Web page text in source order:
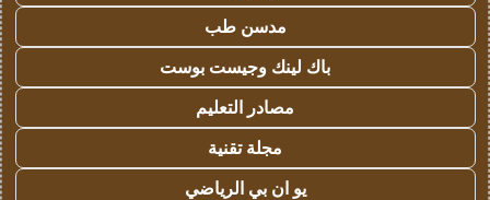
مدسن طب
باك لينك وجيست بوست
مصادر التعليم
مجلة تقنية
يو ان بي الرياضي